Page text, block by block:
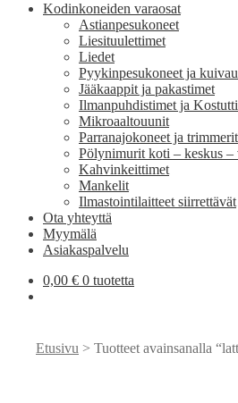
Kodinkoneiden varaosat
Astianpesukoneet
Liesituulettimet
Liedet
Pyykinpesukoneet ja
Jääkaappit ja pakastimet
Ilmanpuhdistimet ja
Mikroaaltouunit
Parranajokoneet ja trimmerit
Pölynimurit koti – keskus
Kahvinkeittimet
Mankelit
Ilmastointilaitteet siirrettävät
Ota yhteyttä
Myymälä
Asiakaspalvelu
0,00 € 0 tuotetta
Etusivu > Tuotteet avainsanalla